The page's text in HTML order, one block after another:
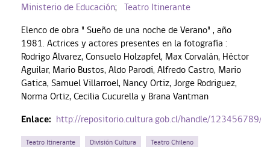
Ministerio de Educación; Teatro Itinerante
Elenco de obra " Sueño de una noche de Verano" , año
1981. Actrices y actores presentes en la fotografía :
Rodrigo Álvarez, Consuelo Holzapfel, Max Corvalán, Héctor
Aguilar, Mario Bustos, Aldo Parodi, Alfredo Castro, Mario
Gatica, Samuel Villarroel, Nancy Ortiz, Jorge Rodriguez,
Norma Ortiz, Cecilia Cucurella y Brana Vantman
Enlace: http://repositorio.cultura.gob.cl/handle/123456789/
Teatro Itinerante División Cultura
Teatro Chileno